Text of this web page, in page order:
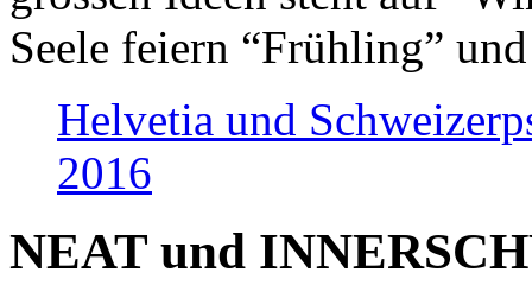
Seele feiern “Frühling”
Helvetia und
2016
NEAT und